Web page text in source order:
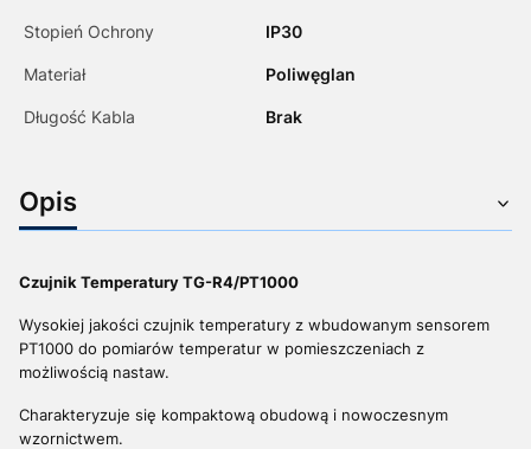
Stopień Ochrony IP30
Materiał Poliwęglan
Długość Kabla Brak
Opis
Czujnik Temperatury TG-R4/PT1000
Wysokiej jakości czujnik temperatury z wbudowanym sensorem
PT1000 do pomiarów temperatur w pomieszczeniach z
możliwością nastaw.
Charakteryzuje się kompaktową obudową i nowoczesnym
wzornictwem.